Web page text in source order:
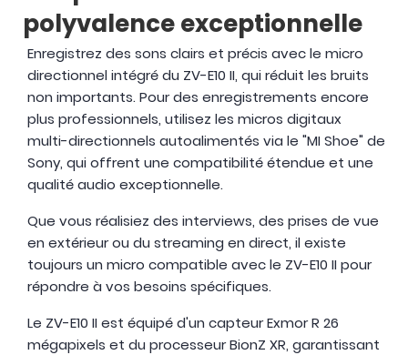
polyvalence exceptionnelle
Enregistrez des sons clairs et précis avec le micro
directionnel intégré du ZV-E10 II, qui réduit les bruits
non importants. Pour des enregistrements encore
plus professionnels, utilisez les micros digitaux
multi-directionnels autoalimentés via le "MI Shoe" de
Sony, qui offrent une compatibilité étendue et une
qualité audio exceptionnelle.
Que vous réalisiez des interviews, des prises de vue
en extérieur ou du streaming en direct, il existe
toujours un micro compatible avec le ZV-E10 II pour
répondre à vos besoins spécifiques.
Le ZV-E10 II est équipé d'un capteur Exmor R 26
mégapixels et du processeur BionZ XR, garantissant